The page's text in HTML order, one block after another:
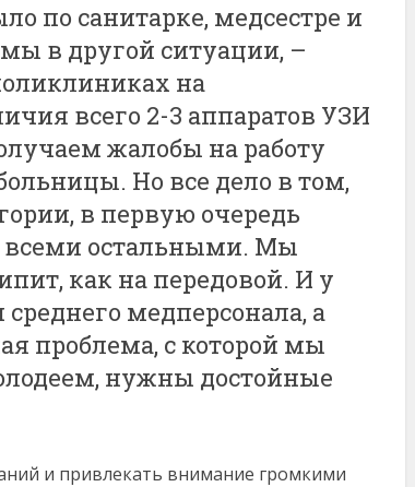
по санитарке, медсестре и
в другой ситуации, –
на
всего 2-3 аппаратов УЗИ
жалобы на работу
Но все дело в том,
в первую очередь
всеми остальными. Мы
как на передовой. И у
медперсонала, а
проблема, с которой мы
нужны достойные
и привлекать внимание громкими